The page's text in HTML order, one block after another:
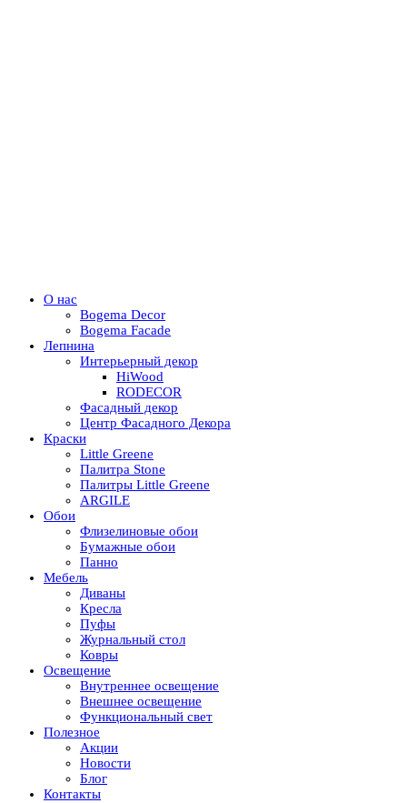
О нас
Bogema Decor
Bogema Facade
Лепнина
Интерьерный декор
HiWood
RODECOR
Фасадный декор
Центр Фасадного Декора
Краски
Little Greene
Палитра Stone
Палитры Little Greene
ARGILE
Обои
Флизелиновые обои
Бумажные обои
Панно
Мебель
Диваны
Кресла
Пуфы
Журнальный стол
Ковры
Освещение
Внутреннее освещение
Внешнее освещение
Функциональный свет
Полезное
Акции
Новости
Блог
Контакты